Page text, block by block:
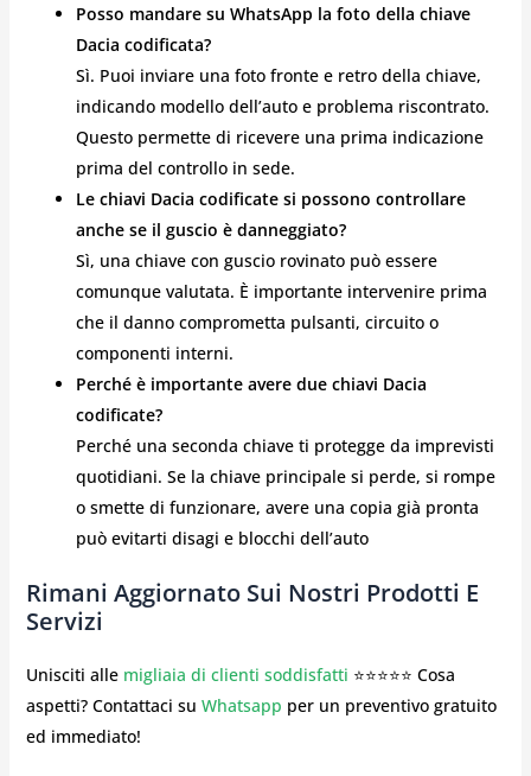
Posso mandare su WhatsApp la foto della chiave
Dacia codificata?
Sì. Puoi inviare una foto fronte e retro della chiave,
indicando modello dell’auto e problema riscontrato.
Questo permette di ricevere una prima indicazione
prima del controllo in sede.
Le chiavi Dacia codificate si possono controllare
anche se il guscio è danneggiato?
Sì, una chiave con guscio rovinato può essere
comunque valutata. È importante intervenire prima
che il danno comprometta pulsanti, circuito o
componenti interni.
Perché è importante avere due chiavi Dacia
codificate?
Perché una seconda chiave ti protegge da imprevisti
quotidiani. Se la chiave principale si perde, si rompe
o smette di funzionare, avere una copia già pronta
può evitarti disagi e blocchi dell’auto
Rimani Aggiornato Sui Nostri Prodotti E
Servizi
Unisciti alle migliaia di clienti soddisfatti ⭐⭐⭐⭐⭐ Cosa
aspetti? Contattaci su Whatsapp per un preventivo gratuito
ed immediato!